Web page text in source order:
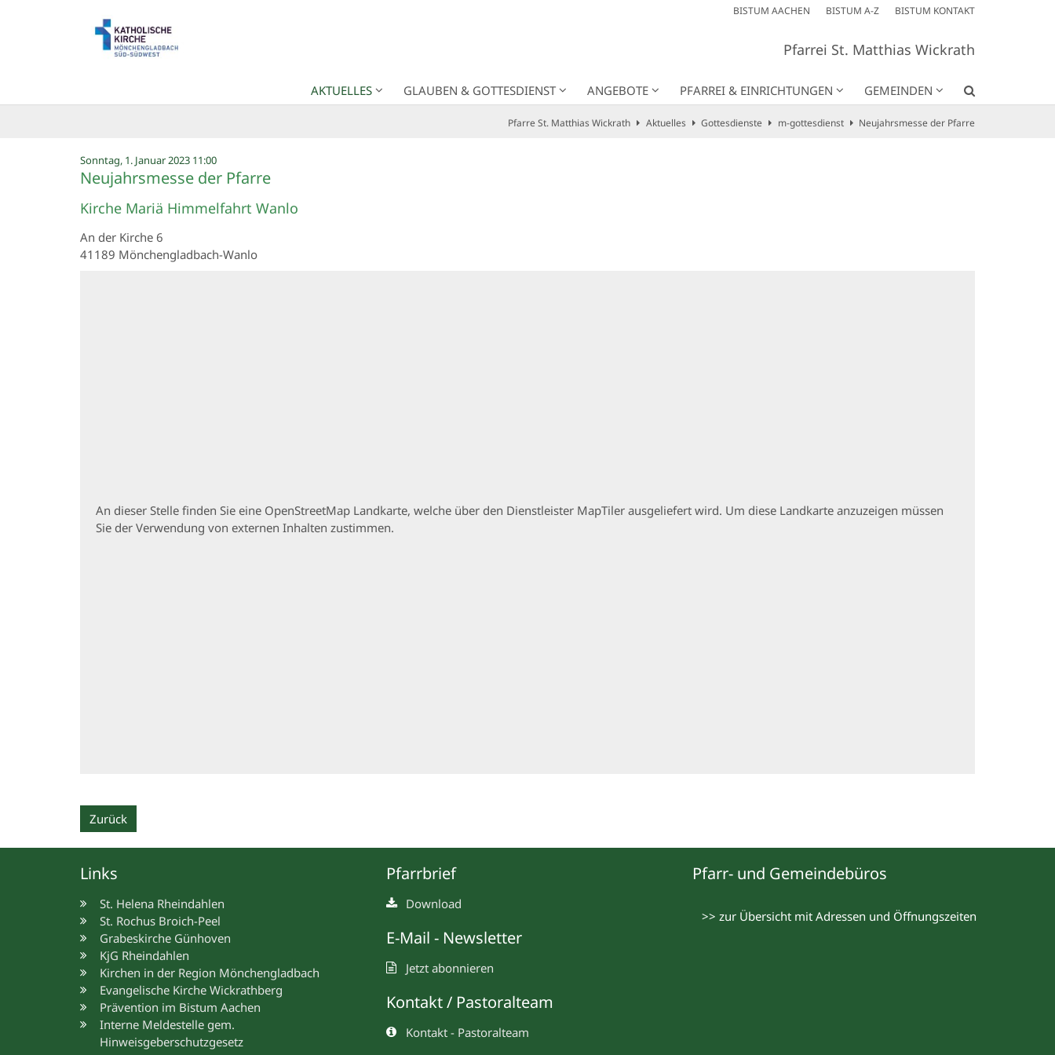
BISTUM AACHEN BISTUM A-Z BISTUM KONTAKT
Pfarrei St. Matthias Wickrath
AKTUELLES GLAUBEN & GOTTESDIENST ANGEBOTE PFARREI & EINRICHTUNGEN GEMEINDEN
Pfarre St. Matthias Wickrath Aktuelles Gottesdienste m-gottesdienst Neujahrsmesse der Pfarre
Sonntag, 1. Januar 2023 11:00:
Neujahrsmesse der Pfarre
Kirche Mariä Himmelfahrt Wanlo
An der Kirche 6
41189 Mönchengladbach-Wanlo
An dieser Stelle finden Sie eine OpenStreetMap Landkarte, welche über den Dienstleister MapTiler ausgeliefert wird. Um diese Landkarte anzuzeigen müssen
Sie der Verwendung von externen Inhalten zustimmen.
Zurück
Links
St. Helena Rheindahlen
St. Rochus Broich-Peel
Grabeskirche Günhoven
KjG Rheindahlen
Kirchen in der Region Mönchengladbach
Evangelische Kirche Wickrathberg
Prävention im Bistum Aachen
Interne Meldestelle gem.
Hinweisgeberschutzgesetz
Pfarrbrief
Download
E-Mail - Newsletter
Jetzt abonnieren
Kontakt / Pastoralteam
Kontakt - Pastoralteam
Pfarr- und Gemeindebüros
>> zur Übersicht mit Adressen und Öffnungszeiten